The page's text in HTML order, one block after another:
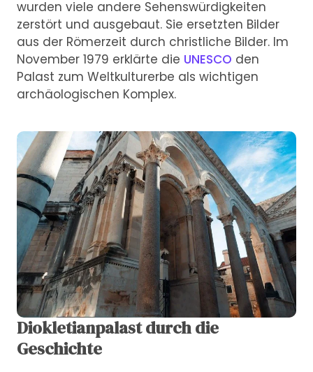
wurden viele andere Sehenswürdigkeiten
zerstört und ausgebaut. Sie ersetzten Bilder
aus der Römerzeit durch christliche Bilder. Im
November 1979 erklärte die UNESCO den
Palast zum Weltkulturerbe als wichtigen
archäologischen Komplex.
Diokletianpalast durch die
Geschichte